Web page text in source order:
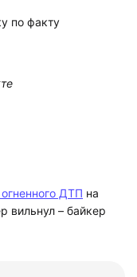
по факту
ДТП на
вильнул – байкер